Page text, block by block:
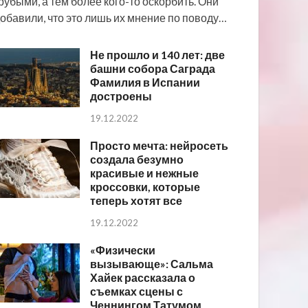
что это лишь их мнение по поводу…
Не прошло и 140 лет: две
башни собора Саграда
Фамилия в Испании
достроены
19.12.2022
Просто мечта: нейросеть
создала безумно
красивые и нежные
кроссовки, которые
теперь хотят все
19.12.2022
«Физически
вызывающе»: Сальма
Хайек рассказала о
съемках сцены с
Ченнингом Татумом